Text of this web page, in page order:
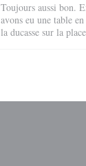
Toujours aussi bon.
avons eu une table
la ducasse sur la